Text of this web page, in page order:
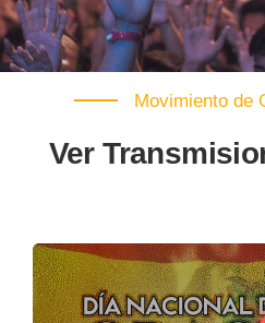
Movimiento de
Ver